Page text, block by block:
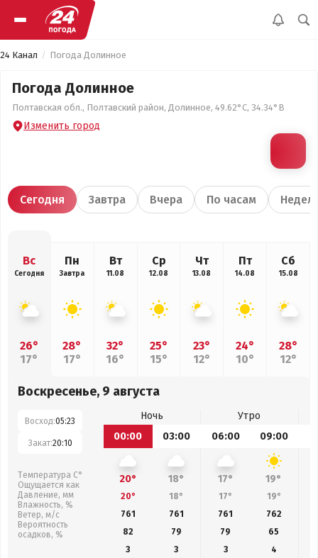
24 Канал Погода Долинное
Погода Долинное
Полтавская обл., Полтавский район, Долинное, 49.62°С, 34.34°В
Изменить город
Сегодня Завтра Вчера По часам
Вс
Сегодня
26°
17°
Пн
Завтра
28°
17°
Вт
11.08
32°
16°
Ср
12.08
25°
15°
Чт
13.08
23°
12°
Пт
14.08
24°
10°
Сб
15.08
28°
12°
Воскресенье, 9 августа
Восход:05:23
Закат:20:10
Температура С°
Ощущается как
Давление, мм
Влажность, %
Ветер, м/с
Вероятность
осадков, %
Ночь
Утро
00:00
03:00 06:00 09:00
20° 18° 17° 19°
20° 18° 17° 19°
761
761 761 762
82
79 79 65
3
3 3
4